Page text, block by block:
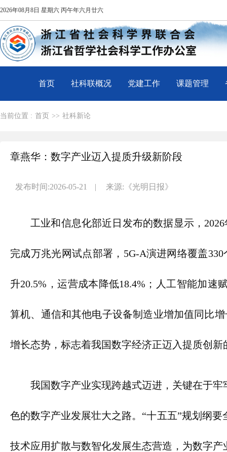
2026年08月8日 星期六 丙午年六月廿六
首页 社科联概况 党建工作 课题管理
当前位置 : 首页 >> 社科新论
章燕华：数字产业迈入提质升级新阶段
发布时间:2026-05-21 | 来源:《光明日报》
工业和信息化部近日发布的数据显示，
完成万兆光网试点部署，5G-A演进网络覆盖
升20.5%，运营成本降低18.4%；人工智能加
算机、通信和其他电子设备制造业增加值同比
增长态势，标志着我国数字经济正迈入提质创新
我国数字产业实现跨越式迈进，关键在于
色的数字产业发展壮大之路。“十五五”规划纲
技术应用扩散与数智化发展生态营造，为数字